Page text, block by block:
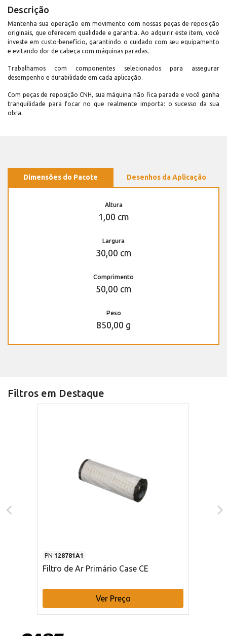
Descrição
Mantenha sua operação em movimento com nossas peças de reposição
originais, que oferecem qualidade e garantia. Ao adquirir este item, você
investe em custo-benefício, garantindo o cuidado com seu equipamento
e evitando dor de cabeça com máquinas paradas.
Trabalhamos com componentes selecionados para assegurar
desempenho e durabilidade em cada aplicação.
Com peças de reposição CNH, sua máquina não fica parada e você ganha
tranquilidade para focar no que realmente importa: o sucesso da sua
obra.
Dimensões do Pacote Desenhos da Aplicação
Altura
1,00 cm
Largura
30,00 cm
Comprimento
50,00 cm
Peso
850,00 g
Filtros em Destaque
PN 128781A1
Filtro de Ar Primário Case CE
Ver Preço